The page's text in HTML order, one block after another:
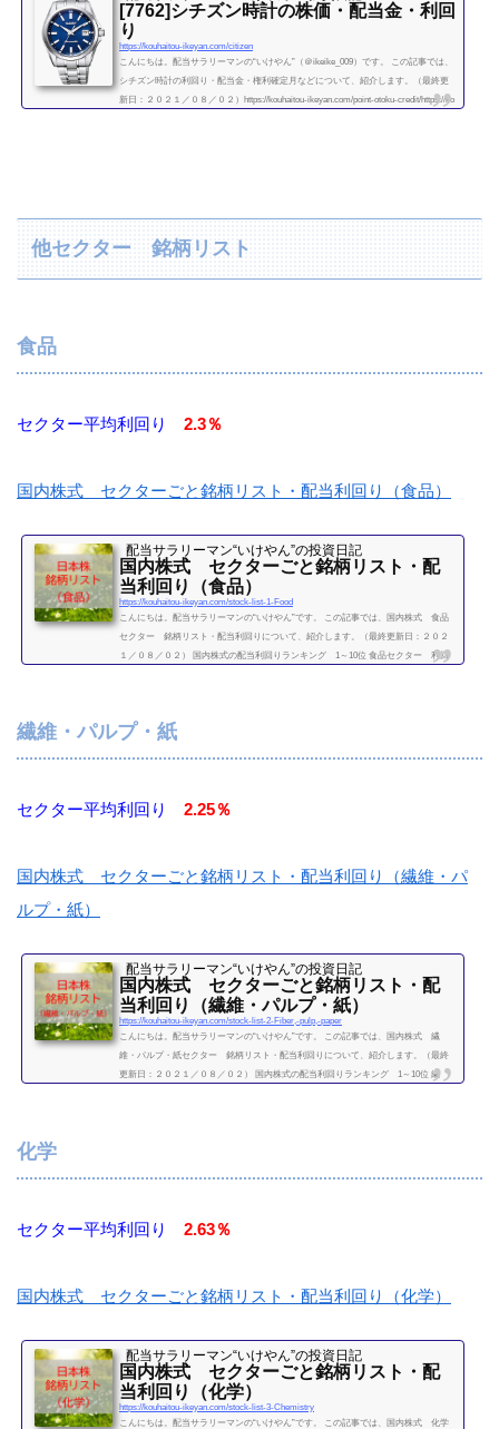
続きを読む
[7762]シチズン時計の株価・配当金・利回
り
https://kouhaitou-ikeyan.com/citizen
こんにちは。配当サラリーマンの“いけやん”（＠ikeike_009）です。 この記事では、
シチズン時計の利回り・配当金・権利確定月などについて、紹介します。（最終更
新日：２０２１／０８／０２）https://kouhaitou-ikeyan.com/point-otoku-credit/https://ko
他セクター 銘柄リスト
食品
セクター平均利回り 2.3％
国内株式 セクターごと銘柄リスト・配当利回り（食品）
配当サラリーマン“いけやん”の投資日記 ​
国内株式 セクターごと銘柄リスト・配
当利回り（食品）
https://kouhaitou-ikeyan.com/stock-list-1-Food
こんにちは。配当サラリーマンの“いけやん”です。 この記事では、国内株式 食品
セクター 銘柄リスト・配当利回りについて、紹介します。（最終更新日：２０２
１／０８／０２） 国内株式の配当利回りランキング 1～10位 食品セクター 利回
グス131.72801キッコーマン68.50...
続きを読む
繊維・パルプ・紙
セクター平均利回り 2.25％
国内株式 セクターごと銘柄リスト・配当利回り（繊維・パ
ルプ・紙）
配当サラリーマン“いけやん”の投資日記 ​
国内株式 セクターごと銘柄リスト・配
当利回り（繊維・パルプ・紙）
https://kouhaitou-ikeyan.com/stock-list-2-Fiber,-pulp,-paper
こんにちは。配当サラリーマンの“いけやん”です。 この記事では、国内株式 繊
維・パルプ・紙セクター 銘柄リスト・配当利回りについて、紹介します。（最終
更新日：２０２１／０８／０２） 国内株式の配当利回りランキング 1～10位 繊
続きを読む
化学
セクター平均利回り 2.63％
国内株式 セクターごと銘柄リスト・配当利回り（化学）
配当サラリーマン“いけやん”の投資日記 ​
国内株式 セクターごと銘柄リスト・配
当利回り（化学）
https://kouhaitou-ikeyan.com/stock-list-3-Chemistry
こんにちは。配当サラリーマンの“いけやん”です。 この記事では、国内株式 化学